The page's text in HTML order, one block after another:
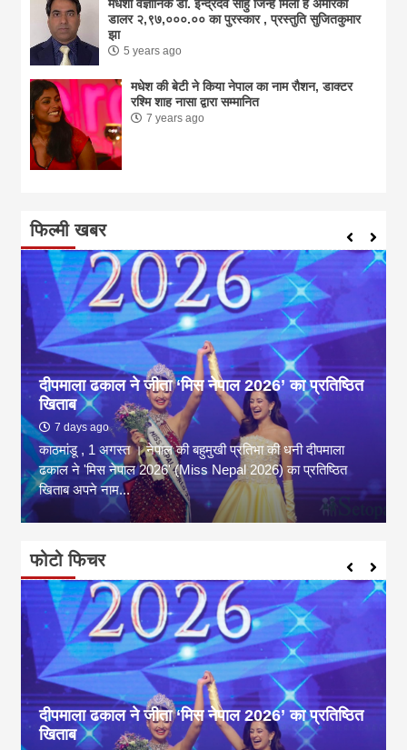
मधेशी वैज्ञानिक डा. इन्द्रदेव साहु जिन्हें मिला है अमेरिकी
डालर २,९७,०००.०० का पुरस्कार , प्रस्तुति सुजितकुमार
झा
5 years ago
मधेश की बेटी ने किया नेपाल का नाम राैशन, डाक्टर
रश्मि शाह नासा द्वारा सम्मानित
7 years ago
फिल्मी खबर
दीपमाला ढकाल ने जीता ‘मिस नेपाल 2026’ का प्रतिष्ठित
खिताब
7 days ago
काठमांडू , 1 अगस्त । नेपाल की बहुमुखी प्रतिभा की धनी दीपमाला
ढकाल ने 'मिस नेपाल 2026' (Miss Nepal 2026) का प्रतिष्ठित
खिताब अपने नाम...
फोटो फिचर
दीपमाला ढकाल ने जीता ‘मिस नेपाल 2026’ का प्रतिष्ठित
खिताब